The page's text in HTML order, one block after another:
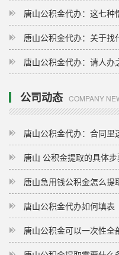
唐山公积金代办：这七
唐山公积金代办：关于找代办这
唐山公积金代办：请人办
公司动态 COMPANY
唐山公积金代办：合同里
唐山 公积金提取的具体步
唐山急用钱公积金怎么提
唐山公积金代办如何填表
唐山公积金可以一次性全